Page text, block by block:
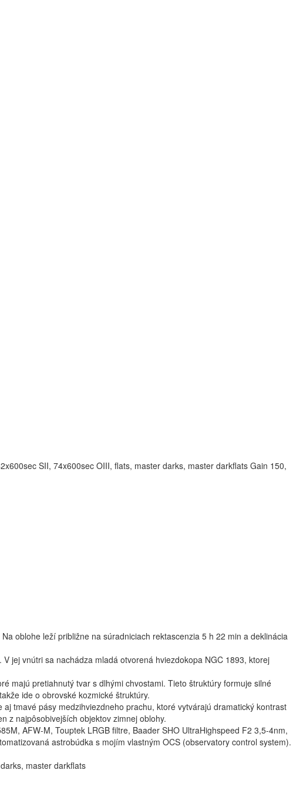
SII, 74x600sec OIII, flats, master darks, master darkflats Gain 150,
oblohe leží približne na súradniciach rektascenzia 5 h 22 min a deklinácia
jej vnútri sa nachádza mladá otvorená hviezdokopa NGC 1893, ktorej
majú pretiahnutý tvar s dlhými chvostami. Tieto štruktúry formuje silné
ide o obrovské kozmické štruktúry.
tmavé pásy medzihviezdneho prachu, ktoré vytvárajú dramatický kontrast
z najpôsobivejších objektov zimnej oblohy.
AFW-M, Touptek LRGB filtre, Baader SHO UltraHighspeed F2 3,5-4nm,
astrobúdka s mojím vlastným OCS (observatory control system).
master darkflats